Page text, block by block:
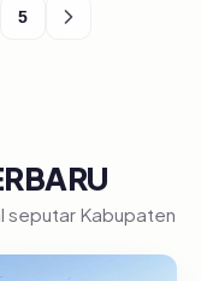
5
seputar Kabupaten